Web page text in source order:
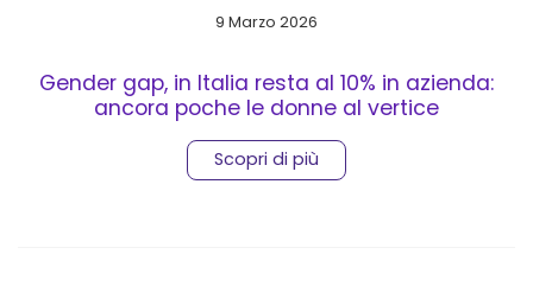
9 Marzo 2026
Gender gap, in Italia resta al 10% in azienda:
ancora poche le donne al vertice
Scopri di più